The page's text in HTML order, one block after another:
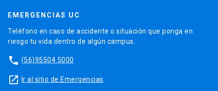
EMERGENCIAS UC
Teléfono en caso de accidente o situación que ponga en
riesgo tu vida dentro de algún campus.
phone (56)95504 5000
launch Ir al sitio de Emergencias